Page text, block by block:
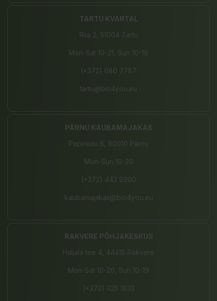
TARTU KVARTAL
Riia 2, 51004 Tartu
Mon-Sat 10-21, Sun 10-19
(+372) 680 7787
tartu@bio4you.eu
PÄRNU KAUBAMAJAKAS
Papiniidu 8, 80010 Pärnu
Mon-Sun 10-20
(+372) 442 9390
kaubamajakas@bio4you.eu
RAKVERE PÕHJAKESKUS
Haljala tee 4, 44415 Rakvere
Mon-Sat 10-20, Sun 10-19
(+372) 325 1833